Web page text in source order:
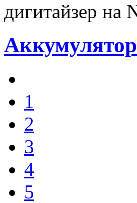
дигитайзер на
1
2
3
4
5